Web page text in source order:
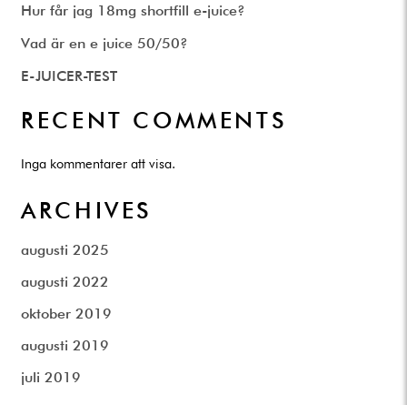
Hur får jag 18mg shortfill e-juice?
Vad är en e juice 50/50?
E-JUICER-TEST
RECENT COMMENTS
Inga kommentarer att visa.
ARCHIVES
augusti 2025
augusti 2022
oktober 2019
augusti 2019
juli 2019